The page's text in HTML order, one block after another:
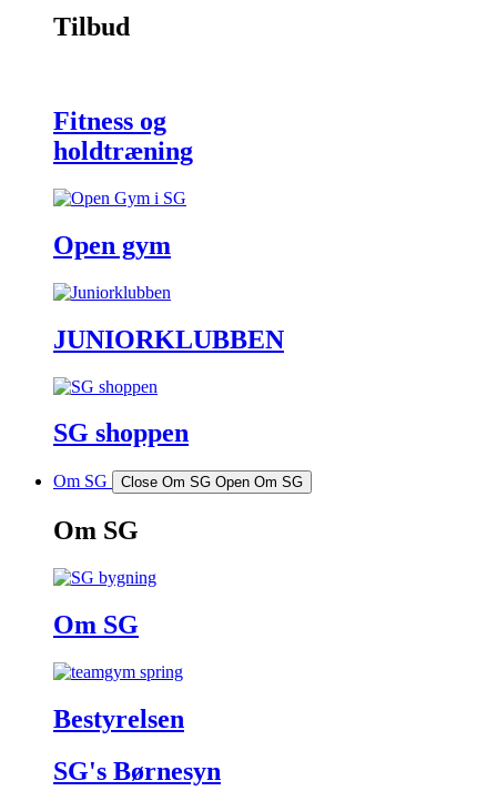
Tilbud
Fitness og
hold­træning
Open gym
JUNIOR­KLUBBEN
SG shoppen
Om SG Close Om SG Open Om SG
Om SG
Om SG
Bestyrelsen
SG's Børnesyn